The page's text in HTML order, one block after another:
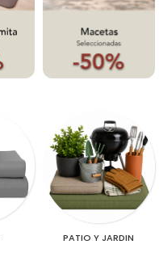
PATIO Y JARDIN